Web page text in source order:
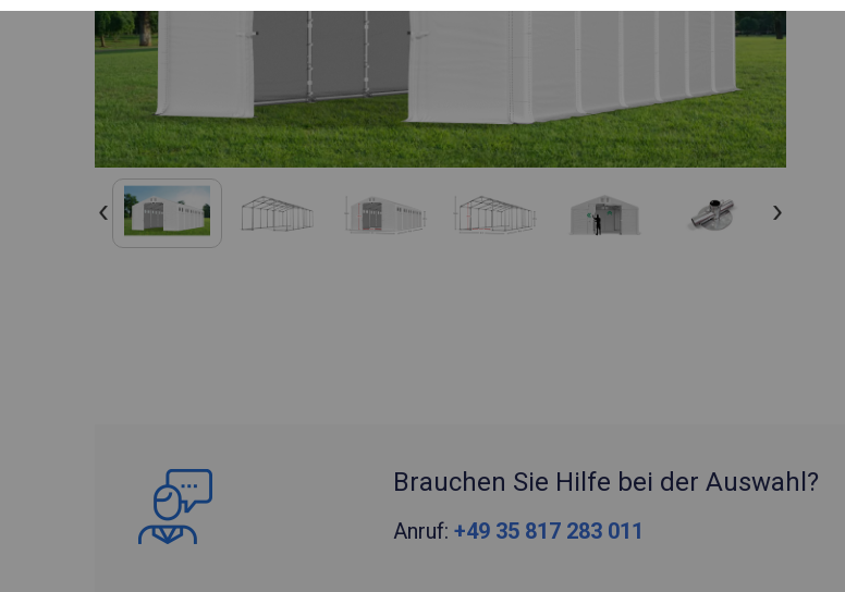
Brauchen Sie Hilfe bei der Auswahl?
Anruf: +49 35 817 283 011